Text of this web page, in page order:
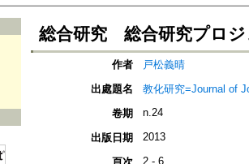
総合研究 総合研究プロ
作者
戸松義晴
出處題名
教化研究=Journal of
卷期
n.24
出版日期 2013
2 - 6